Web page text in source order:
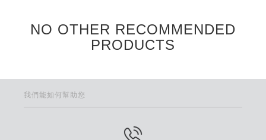
NO OTHER RECOMMENDED
PRODUCTS
我們能如何幫助您